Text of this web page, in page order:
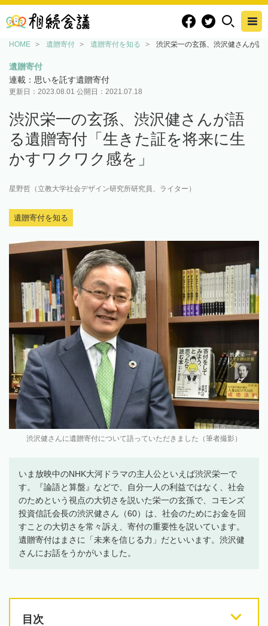
HOME 遺贈寄付 遺贈寄付を知る 渋沢栄一の玄孫、渋沢健さんが語
遺贈寄付
連載：思いを託す遺贈寄付
更新日： 2023.08.01 公開日： 2021.07.18
渋沢栄一の玄孫、渋沢健さんが語
る遺贈寄付「生きた証を将来に生
かすワクワク感を」
星野哲（立教大学社会デザイン研究所研究員、ライター）
遺贈寄付を知る
渋沢健さんに遺贈寄付について語っていただきました（筆者撮影）
いま放映中のNHK大河ドラマの主人公といえば渋沢栄一で
す。『論語と算盤』などで、自分一人の利益ではなく、社会
のためという視点の大切さを説いた栄一の玄孫で、コモンズ
投資信託会長の渋沢健さん（60）は、社会のためにお金を回
すことの大切さを常々訴え、寄付の重要性を説いています。
遺贈寄付はまさに「未来を信じる力」だといいます。渋沢健
さんにお話をうかがいました。
目次